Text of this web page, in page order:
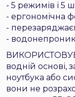
- 5 режимів і 5
- ергономічна
-
-
водній основі,
ноутбука або
вони не